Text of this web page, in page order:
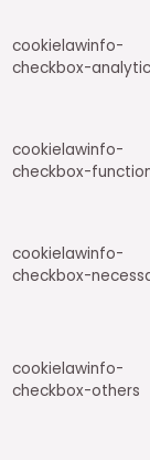
cookielawinfo-
checkbox-
cookielawinfo-
checkbox-
cookielawinfo-
checkbox-
cookielawinfo-
checkbox-others